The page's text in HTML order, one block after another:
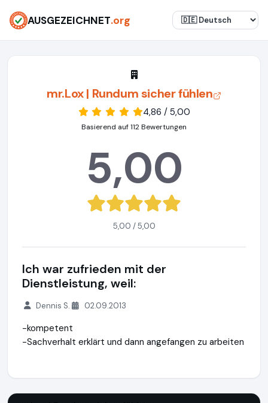
AUSGEZEICHNET.org
mr.Lox | Rundum sicher fühlen
4,86 / 5,00
Basierend auf 112 Bewertungen
5,00
5,00 / 5,00
Ich war zufrieden mit der
Dienstleistung, weil:
Dennis S. 02.09.2013
-kompetent
-Sachverhalt erklärt und dann angefangen zu arbeiten